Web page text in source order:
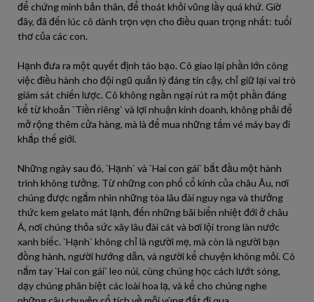
để chứng minh bản thân, để thoát khỏi vũng lầy quá khứ. Giờ
đây, đã đến lúc cô dành trọn vẹn cho điều quan trọng nhất: tuổi
thơ của các con.
Hạnh đưa ra một quyết định táo bạo. Cô giao lại phần lớn công
việc điều hành cho đội ngũ quản lý đáng tin cậy, chỉ giữ lại vai trò
giám sát chiến lược. Cô không ngần ngại rút ra một phần đáng
kể từ khoản `Tiền riêng` và lợi nhuận kinh doanh, không phải để
mở rộng thêm cửa hàng, mà là để mua những tấm vé máy bay đi
khắp thế giới.
Những ngày sau đó, `Hạnh` và `Hai con gái` bắt đầu một hành
trình không tưởng. Từ những con phố cổ kính của châu Âu, nơi
chúng được ngắm nhìn những tòa lâu đài nguy nga và thưởng
thức kem gelato mát lạnh, đến những bãi biển nhiệt đới ở châu
Á, nơi chúng thỏa sức xây lâu đài cát và bơi lội trong làn nước
xanh biếc. `Hạnh` không chỉ là người mẹ, mà còn là người bạn
đồng hành, người hướng dẫn, và người kể chuyện không mỏi. Cô
nắm tay `Hai con gái` leo núi, cùng chúng học cách lướt sóng,
dạy chúng phân biệt các loài hoa lạ, và kể cho chúng nghe